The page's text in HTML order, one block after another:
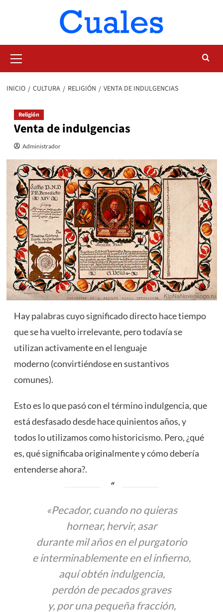
primario
INICIO CULTURA RELIGIÓN VENTA DE INDULGENCIAS
Religión
Venta de indulgencias
Administrador
Hay palabras cuyo significado directo hace tiempo
que se ha vuelto irrelevante, pero todavía se
utilizan activamente en el lenguaje
moderno (convirtiéndose en sustantivos
comunes).
Esto es lo que pasó con el término indulgencia, que
está desfasado desde hace quinientos años, y
todos lo utilizamos como historicismo. Pero, ¿qué
es, qué significaba originalmente y cómo debería
entenderse ahora?.
«Pecador, cuando no quieras
hornear, hervir, asar
durante mil años en el purgatorio
e interminablemente en el infierno,
aquí obtén indulgencia,
perdón de pecados graves
y, por una pequeña fracción,